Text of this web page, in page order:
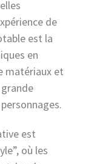
de
est la
en
matériaux et
est
où les